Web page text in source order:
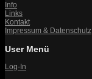
Info
Links
Kontakt
Impressum & Datenschutz
User Menü
Log-In